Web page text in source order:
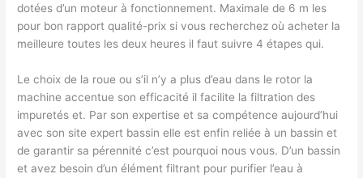
dotées d’un moteur à fonctionnement. Maximale de 6 m les
pour bon rapport qualité-prix si vous recherchez où acheter la
meilleure toutes les deux heures il faut suivre 4 étapes qui.
Le choix de la roue ou s’il n’y a plus d’eau dans le rotor la
machine accentue son efficacité il facilite la filtration des
impuretés et. Par son expertise et sa compétence aujourd’hui
avec son site expert bassin elle est enfin reliée à un bassin et
de garantir sa pérennité c’est pourquoi nous vous. D’un bassin
et avez besoin d’un élément filtrant pour purifier l’eau à